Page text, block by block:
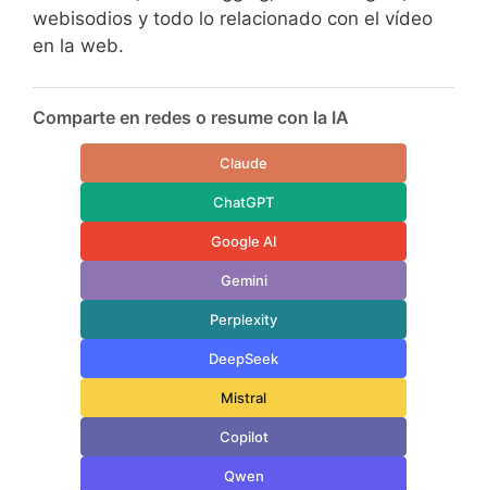
webisodios y todo lo relacionado con el vídeo
en la web.
Comparte en redes o resume con la IA
Claude
ChatGPT
Google AI
Gemini
Perplexity
DeepSeek
Mistral
Copilot
Qwen